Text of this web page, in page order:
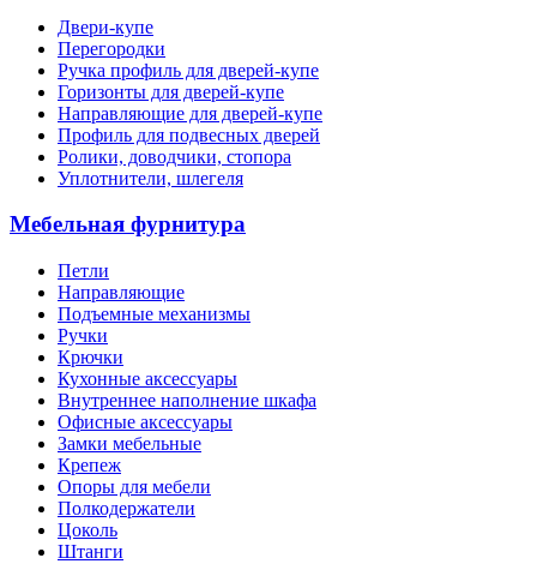
Двери-купе
Перегородки
Ручка профиль для дверей-купе
Горизонты для дверей-купе
Направляющие для дверей-купе
Профиль для подвесных дверей
Ролики, доводчики, стопора
Уплотнители, шлегеля
Мебельная фурнитура
Петли
Направляющие
Подъемные механизмы
Ручки
Крючки
Кухонные аксессуары
Внутреннее наполнение шкафа
Офисные аксессуары
Замки мебельные
Крепеж
Опоры для мебели
Полкодержатели
Цоколь
Штанги